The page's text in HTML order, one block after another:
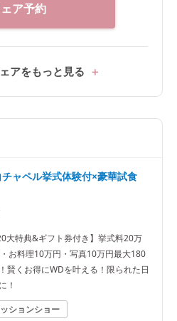
ア予約
アをもっと見る
ャペル挙式体験付×豪華試食
大特典&ギフト券付き】挙式料20万
お料理10万円・写真10万円最大180
賢くお得にWDを叶える！限られた日
！
ションショー